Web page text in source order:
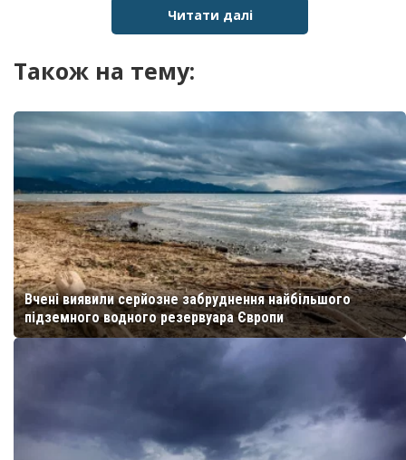
Читати далі
Також на тему:
Вчені виявили серйозне забруднення найбільшого
підземного водного резервуара Європи